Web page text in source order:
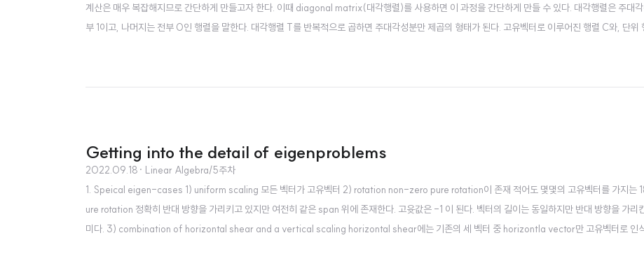
계산은 매우 복잡해지므로 간단하게 만들고자 한다. 이때 diagonal matrix(대각행렬)를 사용하면 이 과정을 간단하게 만들 수 있다. 대각행렬은 주대
부 1이고, 나머지는 전부 0인 행렬을 말한다. 대각행렬 T를 반복적으로 곱하면 주대각성분만 제곱의 형태가 된다. 고유벡터로 이루어진 행렬 C와, 단위
Getting into the detail of eigenproblems
2022.09.18 · Linear Algebra/5주차
1. Speical eigen-cases 1) uniform scaling 모든 벡터가 고유벡터 2) rotation non-zero pure rotation이 존재 적어도 몇몇의 고유벡터를 가지는
ure rotation 정확히 반대 방향을 가리키고 있지만 여전히 같은 span 위에 존재한다. 고윳값은 -1 이 된다. 벡터의 길이는 동일하지만 반대 방향을 가리
미다. 3) combination of horizontal shear and a vertical scaling horizontal shear에는 기존의 세 벡터 중 horizontla vector만 고유벡터로 인